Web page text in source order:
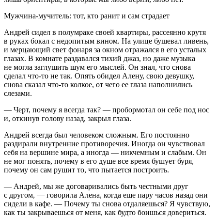
Мужчина-мучитель: тот, кто ранит и сам страдает
Андрей сидел в полумраке своей квартиры, рассеянно крутя
в руках бокал с недопитым вином. На улице бушевал ливень,
и мерцающий свет фонаря за окном отражался в его усталых
глазах. В комнате раздавался тихий джаз, но даже музыка
не могла заглушить шум его мыслей. Он знал, что снова
сделал что-то не так. Опять обидел Алену, свою девушку,
снова сказал что-то колкое, от чего ее глаза наполнились
слезами.
— Черт, почему я всегда так? — пробормотал он себе под нос
и, откинув голову назад, закрыл глаза.
Андрей всегда был человеком сложным. Его постоянно
раздирали внутренние противоречия. Иногда он чувствовал
себя на вершине мира, а иногда — никчемным и слабым. Он
не мог понять, почему в его душе все время бушует буря,
почему он сам рушит то, что пытается построить.
— Андрей, мы же договаривались быть честными друг
с другом, — говорила Алена, когда еще пару часов назад они
сидели в кафе. — Почему ты снова отдаляешься? Я чувствую,
как ты закрываешься от меня, как будто боишься довериться.